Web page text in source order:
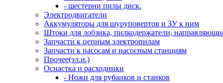
- шестерни пилы диск.
Электродвигатели
Аккумуляторы для шуруповертов и ЗУ к ним
Штоки для лобзика, пилкодержатели,
Запчасти к цепным электропилам
Запчасти к насосам и насосным станциям
Прочее(эл.и.)
Оснастка и расходники
- Ножи для рубанков и станков